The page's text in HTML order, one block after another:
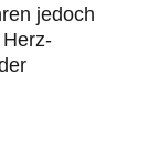
jedoch